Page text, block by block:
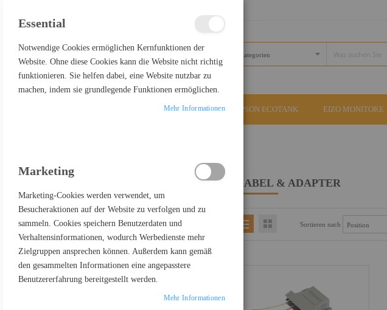
EPSON ECOTANK EIZO MONITORE
KABEL & ADAPTER
Sortieren nach
Einkaufsoptionen
PREIS
€ - €
Essential
Notwendige Cookies ermöglichen Kernfunktionen der
Website. Ohne diese Cookies kann die Website nicht richtig
funktionieren. Sie helfen dabei, eine Website nutzbar zu
machen, indem sie grundlegende Funktionen ermöglichen.
Mehr Informationen
Marketing
Marketing-Cookies werden verwendet, um
Besucheraktionen auf der Website zu verfolgen und zu
sammeln. Cookies speichern Benutzerdaten und
Verhaltensinformationen, wodurch Werbedienste mehr
Zielgruppen ansprechen können. Außerdem kann gemäß
den gesammelten Informationen eine angepasstere
Benutzererfahrung bereitgestellt werden.
Mehr Informationen